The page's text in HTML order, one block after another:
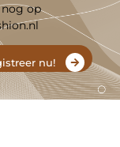
op
nu!